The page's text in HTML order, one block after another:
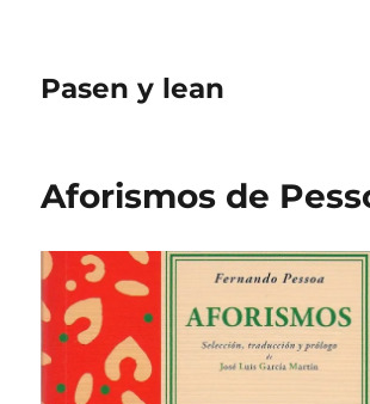
Pasen y lean
Aforismos de